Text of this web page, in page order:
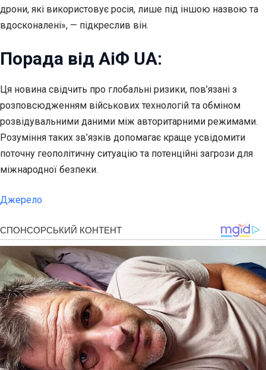
дрони, які використовує росія, лише під іншою назвою та
вдосконалені», — підкреслив він.
Порада від АіФ UA:
Ця новина свідчить про глобальні ризики, пов’язані з
розповсюдженням військових технологій та обміном
розвідувальними даними між авторитарними режимами.
Розуміння таких зв’язків допомагає краще усвідомити
поточну геополітичну ситуацію та потенційні загрози для
міжнародної безпеки.
Джерело